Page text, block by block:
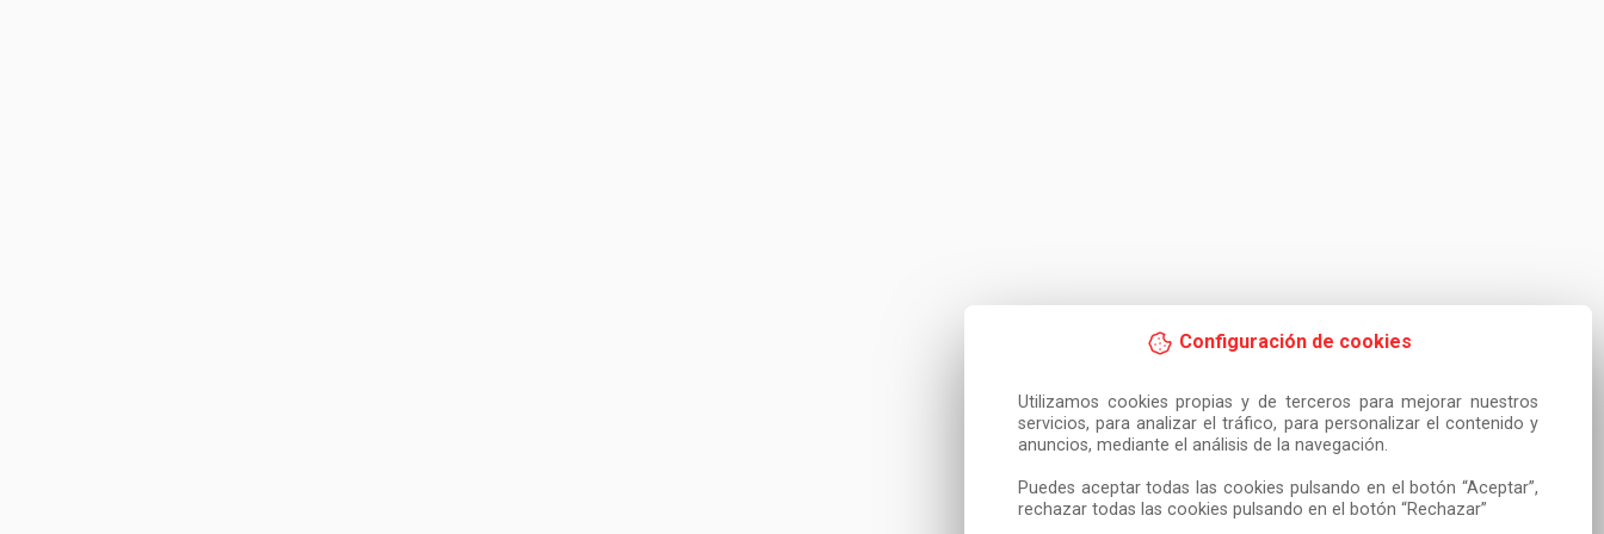
Configuración de cookies
Utilizamos cookies propias y de terceros para mejorar nuestros
servicios, para analizar el tráfico, para personalizar el contenido y
anuncios, mediante el análisis de la navegación.
Puedes aceptar todas las cookies pulsando en el botón “Aceptar”,
rechazar todas las cookies pulsando en el botón “Rechazar”